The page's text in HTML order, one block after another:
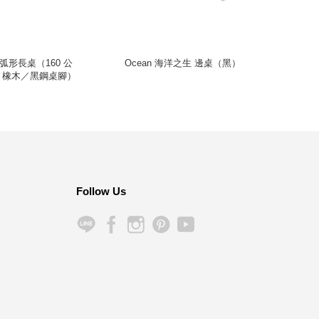
形長桌（160 公
木／黑鋼桌腳）
Ocean 海洋之生 邊桌（黑）
Follow Us